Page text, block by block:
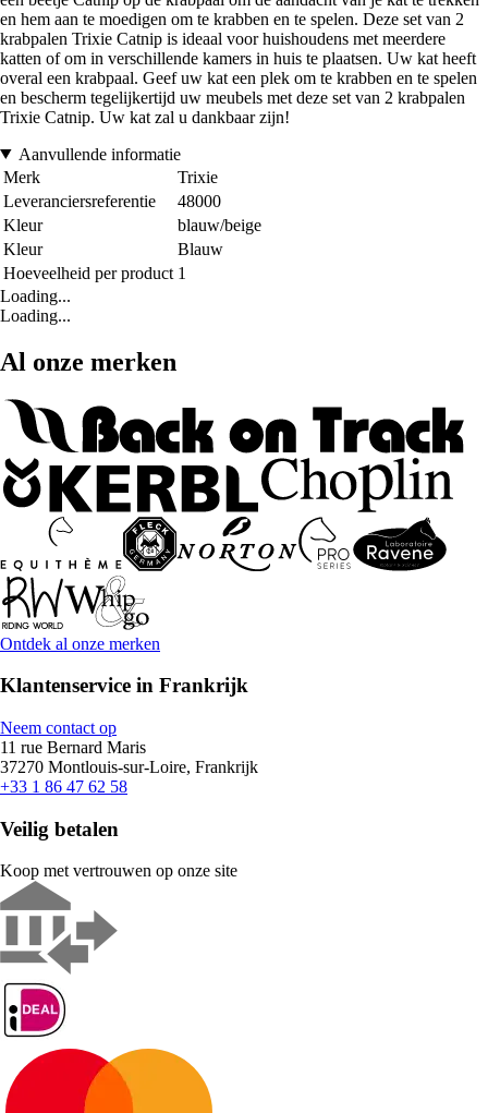
en hem aan te moedigen om te krabben en te spelen. Deze set van 2
krabpalen Trixie Catnip is ideaal voor huishoudens met meerdere
katten of om in verschillende kamers in huis te plaatsen. Uw kat heeft
overal een krabpaal. Geef uw kat een plek om te krabben en te spelen
en bescherm tegelijkertijd uw meubels met deze set van 2 krabpalen
Trixie Catnip. Uw kat zal u dankbaar zijn!
Aanvullende informatie
Merk
Trixie
Leveranciersreferentie
48000
Kleur
blauw/beige
Kleur
Blauw
Hoeveelheid per product 1
Loading...
Loading...
Al onze merken
Ontdek al onze merken
Klantenservice in Frankrijk
Neem contact op
11 rue Bernard Maris
37270 Montlouis-sur-Loire, Frankrijk
+33 1 86 47 62 58
Veilig betalen
Koop met vertrouwen op onze site